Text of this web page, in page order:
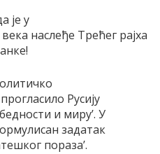
је у
наслеђе Трећег рајха
Русију
и миру’. У
задатак
пораза’.